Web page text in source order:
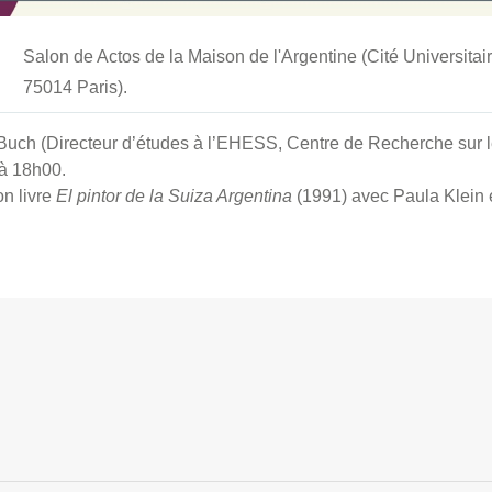
Salon de Actos de la Maison de l'Argentine (Cité
75014 Paris).
(Directeur d’études à l’EHESS, Centre de Recherche sur
18h00.
livre El pintor de la Suiza Argentina (1991) avec Paula Klein